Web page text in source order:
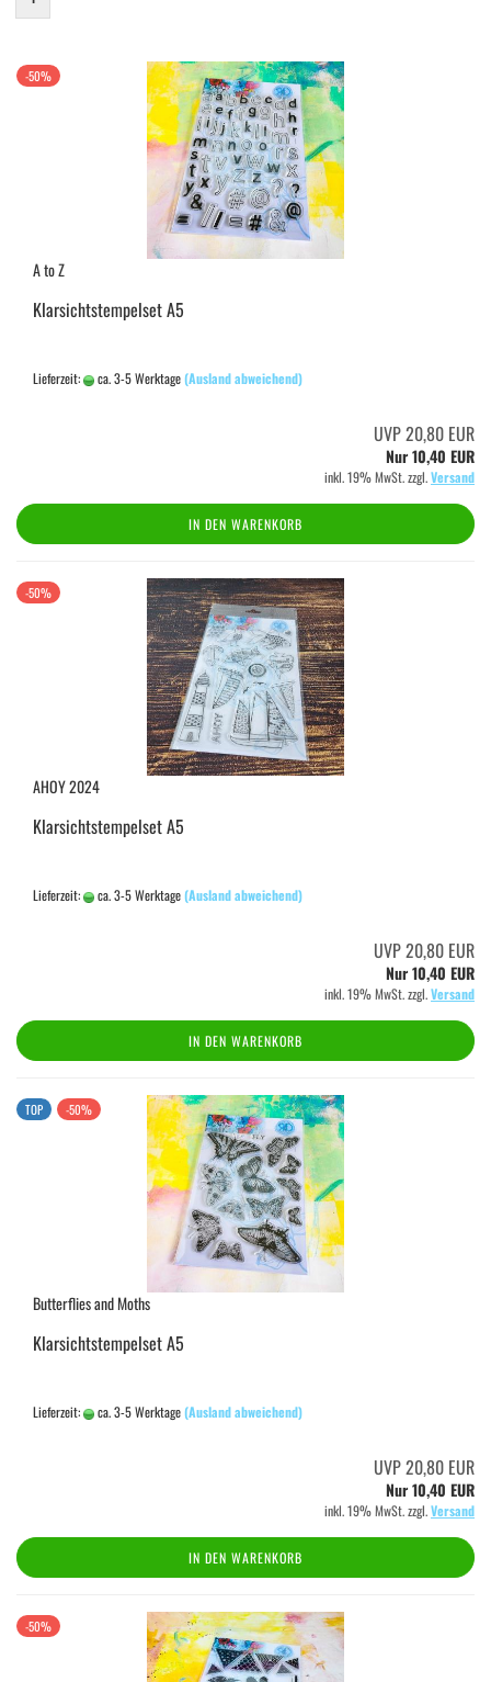
-50%
A to Z
Klarsichtstempelset A5
Lieferzeit: ca. 3-5 Werktage(Ausland abweichend)
UVP 20,80 EUR
Nur 10,40 EUR
inkl. 19% MwSt. zzgl.Versand
IN DEN WARENKORB
-50%
AHOY 2024
Klarsichtstempelset A5
Lieferzeit: ca. 3-5 Werktage(Ausland abweichend)
UVP 20,80 EUR
Nur 10,40 EUR
inkl. 19% MwSt. zzgl.Versand
IN DEN WARENKORB
TOP -50%
Butterflies and Moths
Klarsichtstempelset A5
Lieferzeit: ca. 3-5 Werktage(Ausland abweichend)
UVP 20,80 EUR
Nur 10,40 EUR
inkl. 19% MwSt. zzgl.Versand
IN DEN WARENKORB
-50%